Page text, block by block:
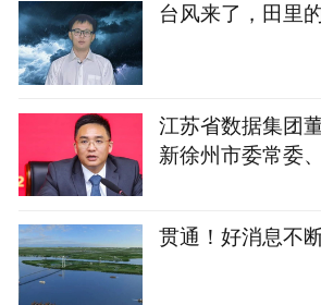
台风来了，田里
江苏省数据集团
新徐州市委常委
贯通！好消息不